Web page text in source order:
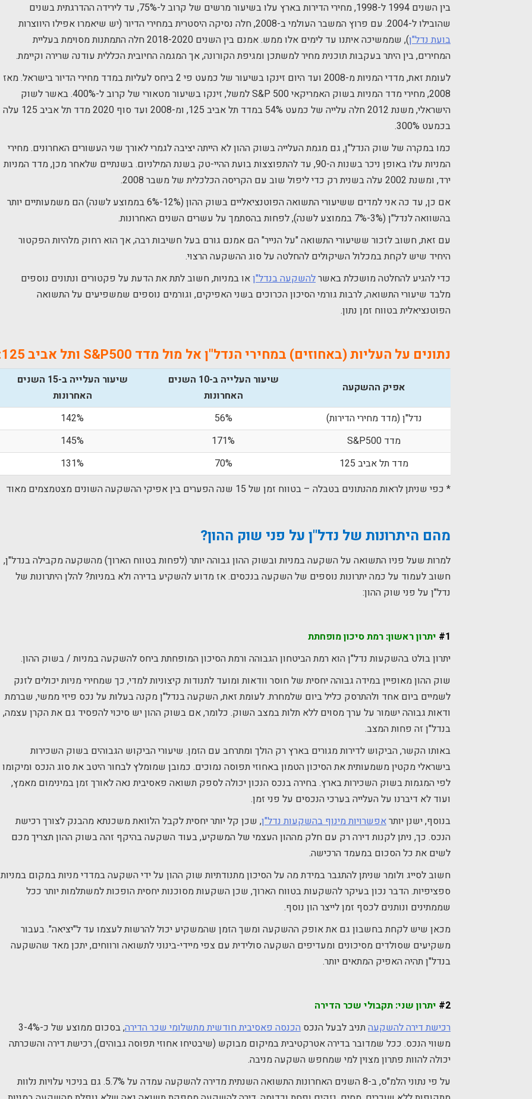
בין השנים 1994 ל-1998, מחירי הדירות בארץ עלו בשיעור מרשים של קרוב ל-75%, עד לירידה ההדרגתית בשנים
שהובילו ל-2004. עם פרוץ המשבר העולמי ב-2008, חלה נסיקה היסטרית במחירי הדיור (יש שיאמרו אפילו היווצרות
בועת נדל"ן
), שממשיכה איתנו עד לימים אלו ממש. אמנם בין השנים 2018-2020 חלה התמתנות מסוימת בעליית
המחירים, בין היתר בעקבות תוכנית מחיר למשתכן ומגיפת הקורונה, אך המגמה החיובית הכללית עודנה שרירה וקיימת.
לעומת זאת, מדדי המניות מ-2008 ועד היום זינקו בשיעור של כמעט פי 2 ביחס לעליות במדד מחירי הדיור בישראל. מאז
2008, מחירי מדד המניות בשוק האמריקאי S&P 500 למשל, זינקו בשיעור מטאורי של קרוב ל-400%. באשר לשוק
הישראלי, משנת 2012 חלה עלייה של כמעט 54% במדד תל אביב 125, ומ-2008 ועד סוף 2020 מדד תל אביב 125 עלה
בכמעט 300%.
כמו במקרה של שוק הנדל"ן, גם מגמת העלייה בשוק ההון לא הייתה יציבה לגמרי לאורך שני העשורים האחרונים. מחירי
המניות עלו באופן ניכר בשנות ה-90, עד להתפוצצות בועת ההיי-טק בשנת המילניום. בשנתיים שלאחר מכן, מדד המניות
ירד, ומשנת 2002 עלה בשנית רק כדי ליפול שוב עם הקריסה הכלכלית של משבר 2008.
אם כן, עד כה אני למדים ששיעורי התשואה הפוטנציאליים בשוק ההון (12%-6% בממוצע לשנה) הם משמעותיים יותר
בהשוואה לנדל"ן (3%-7% בממוצע לשנה), לפחות בהסתמך על עשרים השנים האחרונות.
עם זאת, חשוב לזכור ששיעורי התשואה "על הנייר" הם אמנם גורם בעל חשיבות רבה, אך הוא רחוק מלהיות הפקטור
היחיד שיש לקחת במכלול השיקולים להחלטה על סוג ההשקעה הרצוי.
כדי להגיע להחלטה מושכלת באשרלהשקעה בנדל"ןאו במניות, חשוב לתת את הדעת על פקטורים ונתונים נוספים
מלבד שיעורי התשואה, לרבות גורמי הסיכון הכרוכים בשני האפיקים, וגורמים נוספים שמשפיעים על התשואה
הפוטנציאלית בטווח זמן נתון.
נתונים על העליות (באחוזים) במחירי הנדל"ן אל מול מדד S&P500 ותל אביב 125:
אפיק ההשקעה
שיעור העלייה ב-10 השנים
האחרונות
שיעור העלייה ב-15 השנים
האחרונות
נדל"ן (מדד מחירי הדירות)
56%
142%
מדד S&P500
171%
145%
מדד תל אביב 125
70%
131%
* כפי שניתן לראות מהנתונים בטבלה – בטווח זמן של 15 שנה הפערים בין אפיקי ההשקעה השונים מצטמצמים מאוד
מהם היתרונות של נדל"ן על פני שוק ההון?
למרות שעל פניו התשואה על השקעה במניות ובשוק ההון גבוהה יותר (לפחות בטווח הארוך) מהשקעה מקבילה בנדל"ן,
חשוב לעמוד על כמה יתרונות נוספים של השקעה בנכסים. אז מדוע להשקיע בדירה ולא במניות? להלן היתרונות של
נדל"ן על פני שוק ההון:
#1 יתרון ראשון: רמת סיכון מופחתת
יתרון בולט בהשקעות נדל"ן הוא רמת הביטחון הגבוהה ורמת הסיכון המופחתת ביחס להשקעה במניות / בשוק ההון.
שוק ההון מאופיין במידה גבוהה יחסית של חוסר וודאות ומועד לתנודות קיצוניות למדי, כך שמחירי מניות יכולים לזנק
לשמיים ביום אחד ולהתרסק כליל ביום שלמחרת. לעומת זאת, השקעה בנדל"ן מקנה בעלות על נכס פיזי ממשי, שברמת
ודאות גבוהה ישמור על ערך מסוים ללא תלות במצב השוק. כלומר, אם בשוק ההון יש סיכוי להפסיד גם את הקרן עצמה,
בנדל"ן זה פחות המצב.
באותו הקשר, הביקוש לדירות מגורים בארץ רק הולך ומתרחב עם הזמן. שיעורי הביקוש הגבוהים בשוק השכירות
בישראלי מקטין משמעותית את הסיכון הטמון באחוזי תפוסה נמוכים. כמובן שמומלץ לבחור היטב את סוג הנכס ומיקומו
לפי המגמות בשוק השכירות בארץ. בחירה בנכס הנכון יכולה לספק תשואה פאסיבית נאה לאורך זמן במינימום מאמץ,
ועוד לא דיברנו על העלייה בערכי הנכסים על פני זמן.
בנוסף, ישנן יותראפשרויות מינוף בהשקעות נדל"ן, שכן קל יותר יחסית לקבל הלוואת משכנתא מהבנק לצורך רכישת
הנכס. כך, ניתן לקנות דירה רק עם חלק מההון העצמי של המשקיע, בעוד השקעה בהיקף זהה בשוק ההון תצריך מכם
לשים את כל הסכום במעמד הרכישה.
חשוב לסייג ולומר שניתן להתגבר במידת מה על הסיכון מתנודתיות שוק ההון על ידי השקעה במדדי מניות במקום במניות
ספציפיות. הדבר נכון בעיקר להשקעות בטווח הארוך, שכן השקעות מסוכנות יחסית הופכות למשתלמות יותר ככל
שממתינים ונותנים לכסף זמן לייצר הון נוסף.
מכאן שיש לקחת בחשבון גם את אופק ההשקעה ומשך הזמן שהמשקיע יכול להרשות לעצמו עד ל"יציאה". בעבור
משקיעים שסולדים מסיכונים ומעדיפים השקעה סולידית עם צפי מיידי-בינוני לתשואה ורווחים, יתכן מאד שהשקעה
בנדל"ן תהיה האפיק המתאים יותר.
#2 יתרון שני: תקבולי שכר הדירה
רכישת דירה להשקעהתניב לבעל הנכס הכנסה פאסיבית חודשית מתשלומי שכר הדירה
, בסכום ממוצע של כ-3-4%
משווי הנכס. ככל שמדובר בדירה אטרקטיבית במיקום מבוקש (שיבטיחו אחוזי תפוסה גבוהים), רכישת דירה והשכרתה
יכולה להוות פתרון מצוין למי שמחפש השקעה מניבה.
על פי נתוני הלמ"ס, ב-8 השנים האחרונות התשואה השנתית מדירה להשקעה עמדה על 5.7%. גם בניכוי עלויות נלוות